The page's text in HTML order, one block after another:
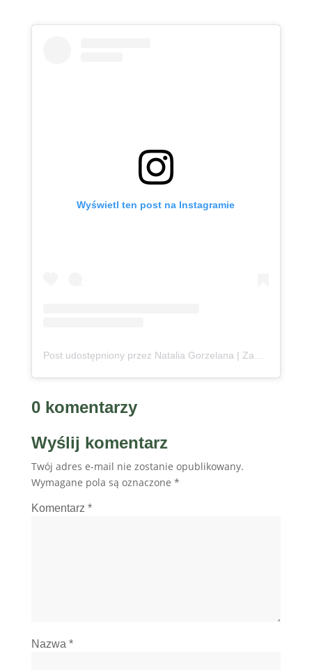
Wyświetl ten post na Instagramie
0 komentarzy
Wyślij komentarz
Twój adres e-mail nie zostanie opublikowany.
Wymagane pola są oznaczone *
Komentarz *
Nazwa *